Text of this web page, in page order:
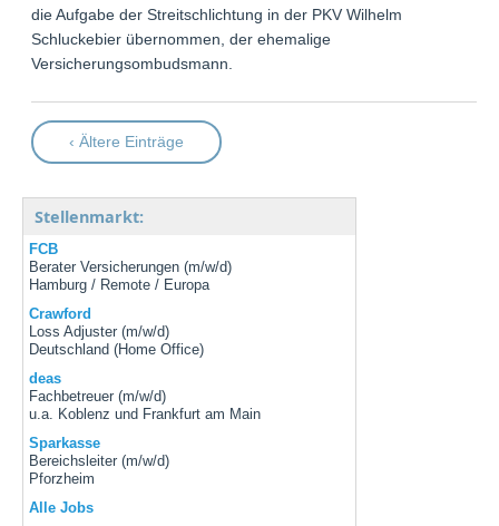
die Aufgabe der Streitschlichtung in der PKV Wilhelm
Schluckebier übernommen, der ehemalige
Versicherungsombudsmann.
‹ Ältere Einträge
Stellenmarkt:
FCB
Berater Versicherungen (m/w/d)
Hamburg / Remote / Europa
Crawford
Loss Adjuster (m/w/d)
Deutschland (Home Office)
deas
Fachbetreuer (m/w/d)
u.a. Koblenz und Frankfurt am Main
Sparkasse
Bereichsleiter (m/w/d)
Pforzheim
Alle Jobs